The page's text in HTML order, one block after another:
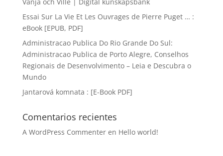
Essai Sur La Vie Et Les Ouvrages de Pierre Puget … :
eBook [EPUB, PDF]
Administracao Publica Do Rio Grande Do Sul:
Administracao Publica de Porto Alegre, Conselhos
Regionais de Desenvolvimento – Leia e Descubra o
Mundo
Jantarová komnata : [E-Book PDF]
Comentarios recientes
A WordPress Commenteren Hello world!